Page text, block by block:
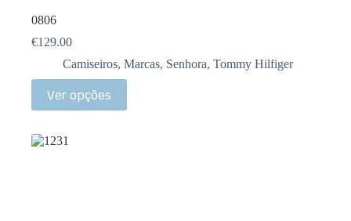
0806
€129.00
Camiseiros, Marcas, Senhora, Tommy Hilfiger
Ver opções